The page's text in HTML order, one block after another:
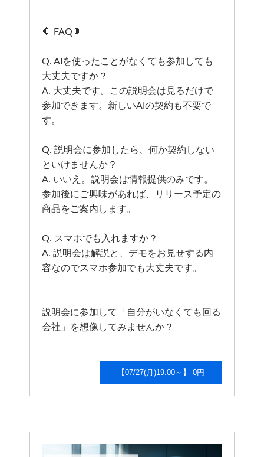
🔶 FAQ🔶
Q. AIを使ったことがなくても参加しても
大丈夫ですか？
A. 大丈夫です。この説明会は見るだけで
参加できます。新しいAIの契約も不要で
す。
Q. 説明会に参加したら、何か契約しない
といけませんか？
A. いいえ。説明会は情報提供のみです。
参加後にご興味があれば、リリース予定の
商品をご案内します。
Q. スマホでも入れますか？
A. 説明会は解説と、デモをお見せする内
容なのでスマホ参加でも大丈夫です。
説明会に参加して「自分がいなくても回る
会社」を想像してみませんか？
【07/27(月)19:00～】 0円